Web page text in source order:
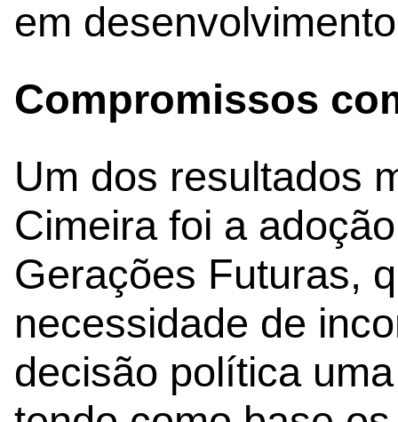
em
Compromissos
Um dos resultados
Cimeira foi a
Gerações Futuras,
necessidade de
decisão política